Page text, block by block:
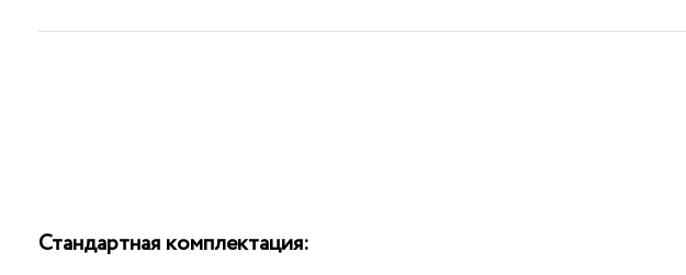
Стандартная комплектация: